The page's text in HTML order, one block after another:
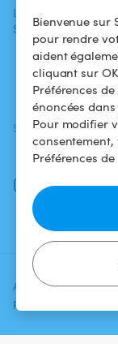
Bienvenue sur
pour rendre
aident
cliquant sur
Préférences
énoncées
Pour modifier
consentement,
Préférences de
Ajoutez une date
pour voir le prix
L'aventure
Swimmy
SUIVEZ-NOUS
Facebook
Instagram